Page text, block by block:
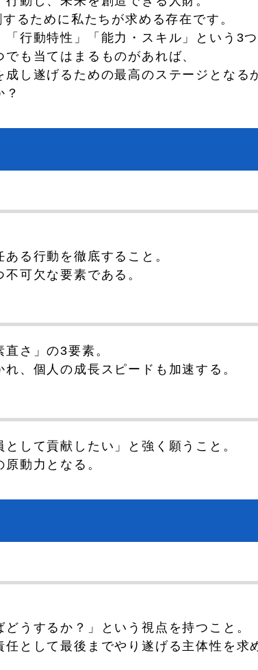
るために私たちが求める存在です。
行動特性」「能力・スキル」という3
も当てはまるものがあれば、
し遂げるための最高のステージとなる
る行動を徹底すること。
可欠な要素である。
さ」の3要素。
、個人の成長スピードも加速する。
して貢献したい」と強く願うこと。
動力となる。
うするか？」という視点を持つこと。
として最後までやり遂げる主体性を求